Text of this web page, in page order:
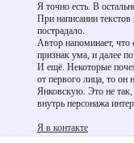
Я точно есть. В
При написании
пострадало.
Автор напоминает, что
признак ума, и далее по
И ещё. Некоторые
от первого лица, то
Янковскую. Это не
внутрь персонажа
Я в контакте